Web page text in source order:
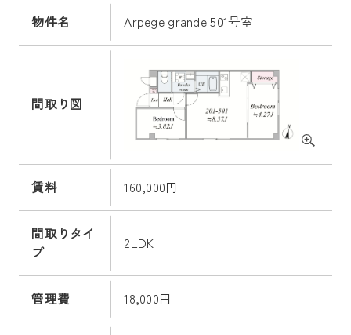
物件名 Arpege grande 501号室
間取り図
賃料 160,000円
間取りタイ
プ
2LDK
管理費 18,000円